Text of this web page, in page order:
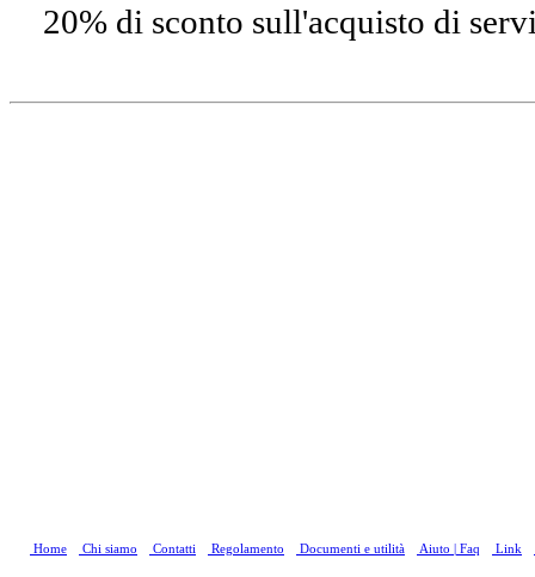
20% di sconto sull'acquisto di
Home Chi siamo Contatti Regolamento Documenti e utilità Aiuto | Faq Link